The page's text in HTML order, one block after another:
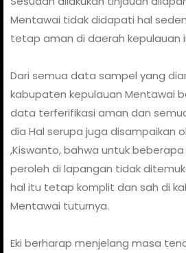
Mentawai tidak didapati hal
tetap aman di daerah kepulauan
Dari semua data sampel yang
kabupaten kepulauan Mentawai
data terferifikasi aman dan
dia Hal serupa juga disampaikan
,Kiswanto, bahwa untuk
peroleh di lapangan tidak
hal itu tetap komplit dan sah di
Mentawai tuturnya.
Eki berharap menjelang masa